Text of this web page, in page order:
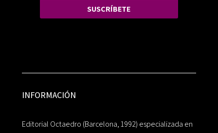
SUSCRÍBETE
INFORMACIÓN
Editorial Octaedro (Barcelona, 1992) especializada en